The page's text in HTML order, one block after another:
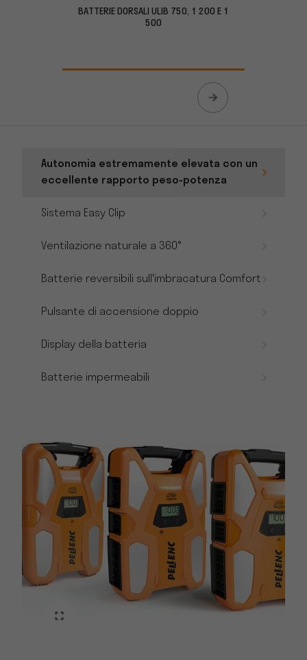
BATTERIE DORSALI ULIB 750, 1 200 E 1
500
Autonomia estremamente elevata con un
eccellente rapporto peso-potenza
Sistema Easy Clip
Ventilazione naturale a 360°
Batterie reversibili sull'imbracatura Comfort
Pulsante di accensione doppio
Display della batteria
Batterie impermeabili